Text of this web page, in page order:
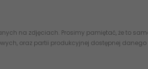
na zdjęciach. Prosimy pamiętać, że to
oraz partii produkcyjnej dostępnej